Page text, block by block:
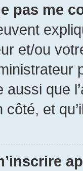
pas me
et/ou
aussi que
et